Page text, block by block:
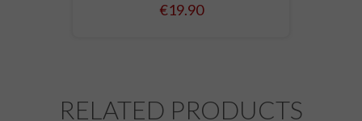
€19.90
RELATED PRODUCTS